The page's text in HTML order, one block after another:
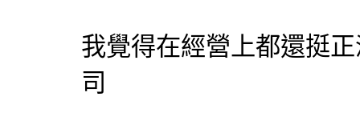
我覺得在經營上都還挺
司